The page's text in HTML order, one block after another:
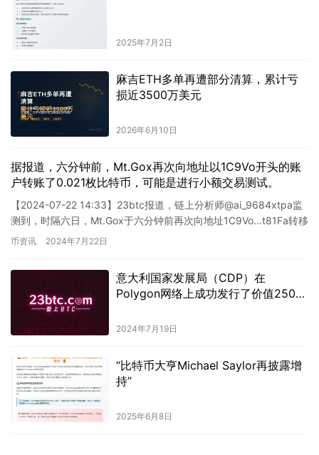
2025年7月2日
麻吉ETH多单再遭部分清算，累计亏
损近3500万美元
2026年6月10日
据报道，六分钟前，Mt.Gox再次向地址以1C9Vo开头的账
户转账了0.021枚比特币，可能是进行小额交易测试。
【2024-07-22 14:33】23btc报道，链上分析师@ai_9684xtpa监
测到，时隔六日，Mt.Gox于六分钟前再次向地址1C9Vo…t81Fa转移
了0….
币资讯 2024年7月22日
意大利国家发展局（CDP）在
Polygon网络上成功发行了价值2500
2024年7月19日
“比特币大亨Michael Saylor再披露增
持”
2025年6月8日